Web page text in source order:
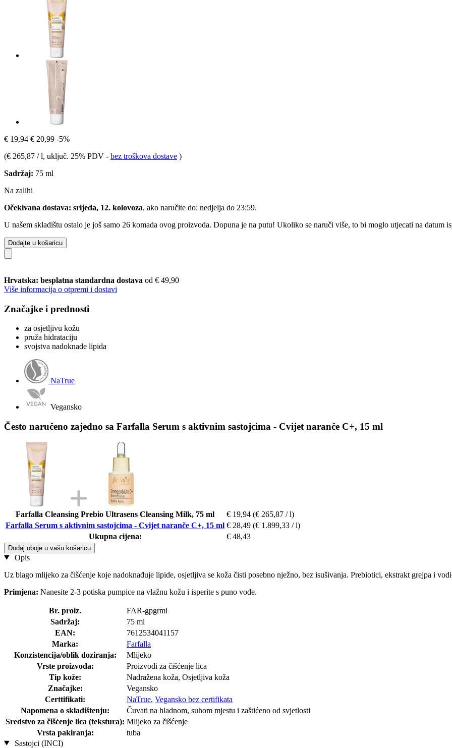
€ 19,94 € 20,99 -5%
(€ 265,87 / l, uključ. 25% PDV - bez troškova dostave )
Sadržaj: 75 ml
Na zalihi
Očekivana dostava: srijeda, 12. kolovoza, ako naručite do: nedjelja do 23:59.
U našem skladištu ostalo je još samo 26 komada ovog proizvoda. Dopuna je na putu! Ukoliko se naruči više, to bi moglo utjecati na datum
Dodajte u košaricu
Hrvatska: besplatna standardna dostava od € 49,90
Više informacija o otpremi i dostavi
Značajke i prednosti
za osjetljivu kožu
pruža hidrataciju
svojstva nadoknade lipida
NaTrue
Vegansko
Često naručeno zajedno sa Farfalla Serum s aktivnim sastojcima - Cvijet naranče C+, 15 ml
Farfalla Cleansing Prebio Ultrasens Cleansing Milk, 75 ml € 19,94 (€ 265,87 / l)
Farfalla Serum s aktivnim sastojcima - Cvijet naranče C+, 15 ml € 28,49 (€ 1.899,33 / l)
Ukupna cijena:
€ 48,43
Dodaj oboje u vašu košaricu
Opis
Uz blago mlijeko za čišćenje koje nadoknađuje lipide, osjetljiva se koža čisti posebno nježno, bez isušivanja. Prebiotici, ekstrakt grejpa i
Primjena: Nanesite 2-3 potiska pumpice na vlažnu kožu i isperite s puno vode.
Br. proiz.
FAR-gpgrmi
Sadržaj:
75 ml
EAN:
7612534041157
Marka:
Farfalla
Konzistencija/oblik doziranja:
Mlijeko
Vrste proizvoda:
Proizvodi za čišćenje lica
Tip kože:
Nadražena koža, Osjetljiva koža
Značajke:
Vegansko
Certtifikati:
NaTrue, Vegansko bez certifikata
Napomena o skladištenju:
Čuvati na hladnom, suhom mjestu i zaštićeno od svjetlosti
Sredstvo za čišćenje lica (tekstura): Mlijeko za čišćenje
Vrsta pakiranja:
tuba
Sastojci (INCI)